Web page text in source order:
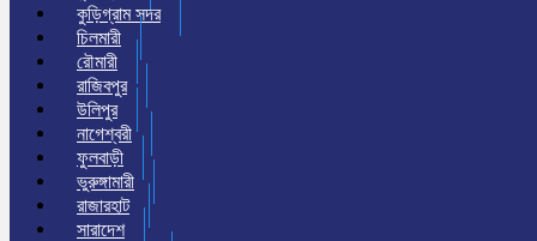
কুড়িগ্রাম সদর
চিলমারী
রৌমারী
রাজিবপুর
উলিপুর
নাগেশ্বরী
ফুলবাড়ী
ভুরুঙ্গামারী
রাজারহাট
সারাদেশ